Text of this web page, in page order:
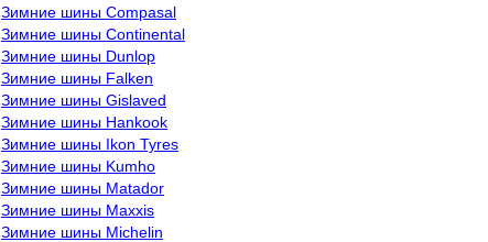
Зимние шины Compasal
Зимние шины Continental
Зимние шины Dunlop
Зимние шины Falken
Зимние шины Gislaved
Зимние шины Hankook
Зимние шины Ikon Tyres
Зимние шины Kumho
Зимние шины Matador
Зимние шины Maxxis
Зимние шины Michelin